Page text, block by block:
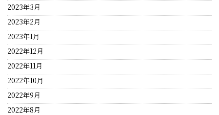
2023年3月
2023年2月
2023年1月
2022年12月
2022年11月
2022年10月
2022年9月
2022年8月